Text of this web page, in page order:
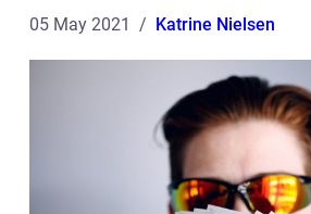
05 May 2021 Katrine Nielsen